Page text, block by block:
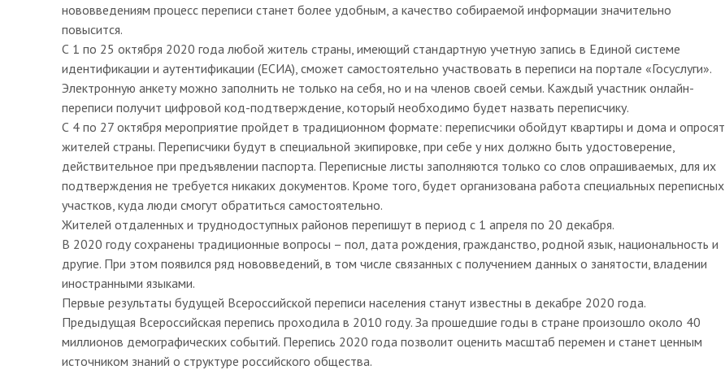
нововведениям процесс переписи станет более удобным, а качество собираемой информации значительно
повысится.
С 1 по 25 октября 2020 года любой житель страны, имеющий стандартную учетную запись в Единой системе
идентификации и аутентификации (ЕСИА), сможет самостоятельно участвовать в переписи на портале «Госуслуги».
Электронную анкету можно заполнить не только на себя, но и на членов своей семьи. Каждый участник онлайн-
переписи получит цифровой код-подтверждение, который необходимо будет назвать переписчику.
С 4 по 27 октября мероприятие пройдет в традиционном формате: переписчики обойдут квартиры и дома и опросят
жителей страны. Переписчики будут в специальной экипировке, при себе у них должно быть удостоверение,
действительное при предъявлении паспорта. Переписные листы заполняются только со слов опрашиваемых, для их
подтверждения не требуется никаких документов. Кроме того, будет организована работа специальных переписных
участков, куда люди смогут обратиться самостоятельно.
Жителей отдаленных и труднодоступных районов перепишут в период с 1 апреля по 20 декабря.
В 2020 году сохранены традиционные вопросы – пол, дата рождения, гражданство, родной язык, национальность и
другие. При этом появился ряд нововведений, в том числе связанных с получением данных о занятости, владении
иностранными языками.
Первые результаты будущей Всероссийской переписи населения станут известны в декабре 2020 года.
Предыдущая Всероссийская перепись проходила в 2010 году. За прошедшие годы в стране произошло около 40
миллионов демографических событий. Перепись 2020 года позволит оценить масштаб перемен и станет ценным
источником знаний о структуре российского общества.